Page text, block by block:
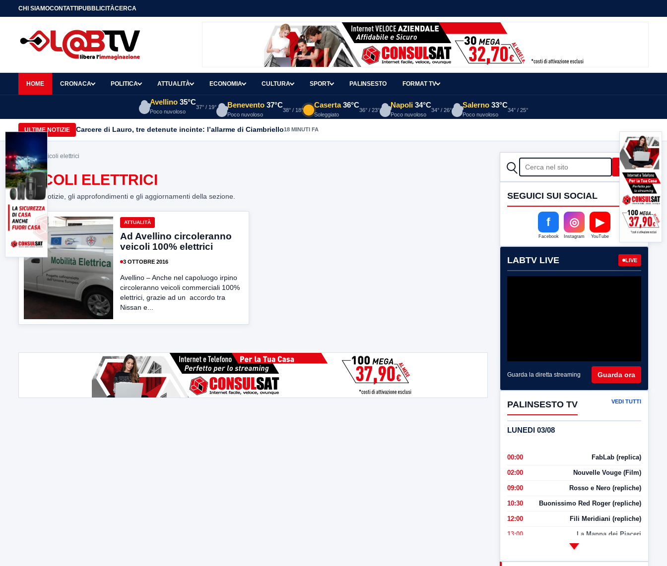
CHI SIAMOCONTATTIPUBBLICITÀCERCA
HOME CRONACA POLITICA ATTUALITÀ ECONOMIA CULTURA SPORT PALINSESTO FORMAT TV
Avellino 35°C
Poco nuvoloso
37° / 19° Benevento 37°C
Poco nuvoloso
38° / 18°
Caserta 36°C
Soleggiato
36° / 23°
Napoli 34°C
Poco nuvoloso
34° / 26°
Salerno 33°C
Poco nuvoloso
34° / 25°
ULTIME NOTIZIE Carcere di Lauro, tre detenute incinte: l’allarme di Ciambriello18 MINUTI FA
Home> veicoli elettrici
VEICOLI ELETTRICI
Tutte le notizie, gli approfondimenti e gli aggiornamenti della sezione.
ATTUALITÀ
Ad Avellino circoleranno
veicoli 100% elettrici
3 OTTOBRE 2016
Avellino – Anche nel capoluogo irpino
circoleranno veicoli commerciali 100%
elettrici, grazie ad un accordo tra
Nissan e...
CERCA Cerca
SEGUICI SUI SOCIAL
f
Facebook
◎
Instagram
▶
YouTube
LABTV LIVE LIVE
Guarda la diretta streaming Guarda ora
PALINSESTO TV VEDI TUTTI
LUNEDI 03/08
00:00 FabLab (replica)
02:00 Nouvelle Vouge (Film)
09:00 Rosso e Nero (repliche)
10:30 Buonissimo Red Roger (repliche)
12:00 Fili Meridiani (repliche)
13:00 La Mappa dei Piaceri